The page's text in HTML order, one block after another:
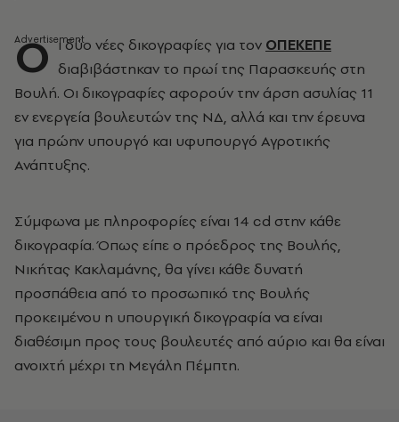
Ο ι δύο νέες δικογραφίες για τον ΟΠΕΚΕΠΕ
διαβιβάστηκαν το πρωί της Παρασκευής στη
Βουλή. Οι δικογραφίες αφορούν την άρση ασυλίας 11
εν ενεργεία βουλευτών της ΝΔ, αλλά και την έρευνα
για πρώην υπουργό και υφυπουργό Αγροτικής
Ανάπτυξης.
Σύμφωνα με πληροφορίες είναι 14 cd στην κάθε
δικογραφία. Όπως είπε ο πρόεδρος της Βουλής,
Νικήτας Κακλαμάνης, θα γίνει κάθε δυνατή
προσπάθεια από το προσωπικό της Βουλής
προκειμένου η υπουργική δικογραφία να είναι
διαθέσιμη προς τους βουλευτές από αύριο και θα είναι
ανοιχτή μέχρι τη Μεγάλη Πέμπτη.